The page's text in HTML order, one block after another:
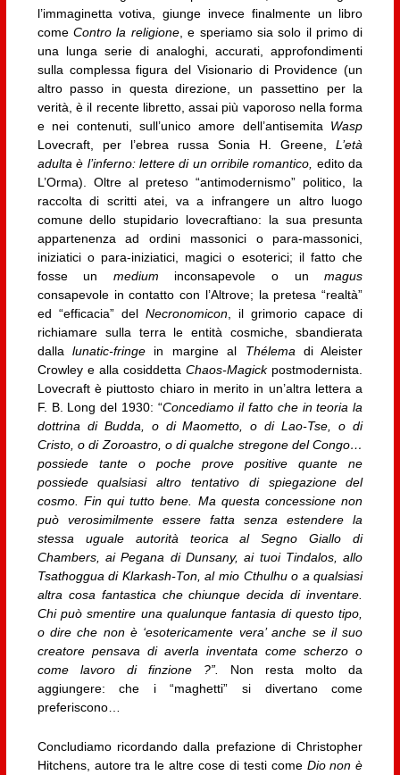
l’immaginetta votiva, giunge invece finalmente un libro
comeContro la religione, e speriamo sia solo il primo di
una lunga serie di analoghi, accurati, approfondimenti
sulla complessa figura del Visionario di Providence (un
altro passo in questa direzione, un passettino per la
verità, è il recente libretto, assai più vaporoso nella forma
e nei contenuti, sull’unico amore dell’antisemita Wasp
Lovecraft, per l’ebrea russa Sonia H. Greene,L’età
adulta è l’inferno: lettere di un orribile romantico, edito da
L’Orma). Oltre al preteso “antimodernismo” politico, la
raccolta di scritti atei, va a infrangere un altro luogo
comune dello stupidario lovecraftiano: la sua presunta
appartenenza ad ordini massonici o para-massonici,
iniziatici o para-iniziatici, magici o esoterici; il fatto che
fosse un medium inconsapevole o unmagus
consapevole in contatto con l’Altrove; la pretesa “realtà”
ed “efficacia” del Necronomicon, il grimorio capace di
richiamare sulla terra le entità cosmiche, sbandierata
dallalunatic-fringe in margine al Thélemadi Aleister
Crowley e alla cosiddettaChaos-Magickpostmodernista.
Lovecraft è piuttosto chiaro in merito in un’altra lettera a
F. B. Long del 1930: “Concediamo il fatto che in teoria la
dottrina di Budda, o di Maometto, o di Lao-Tse, o di
Cristo, o di Zoroastro, o di qualche stregone del Congo…
possiede tante o poche prove positive quante ne
possiede qualsiasi altro tentativo di spiegazione del
cosmo. Fin qui tutto bene. Ma questa concessione non
può verosimilmente essere fatta senza estendere la
stessa uguale autorità teorica al Segno Giallo di
Chambers, ai Pegana di Dunsany, ai tuoi Tindalos, allo
Tsathoggua di Klarkash-Ton, al mio Cthulhu o a qualsiasi
altra cosa fantastica che chiunque decida di inventare.
Chi può smentire una qualunque fantasia di questo tipo,
o dire che non è ‘esotericamente vera’ anche se il suo
creatore pensava di averla inventata come scherzo o
come lavoro di finzione ?”. Non resta molto da
aggiungere: che i “maghetti” si divertano come
preferiscono…
Concludiamo ricordando dalla prefazione di Christopher
Hitchens, autore tra le altre cose di testi come Dio non è